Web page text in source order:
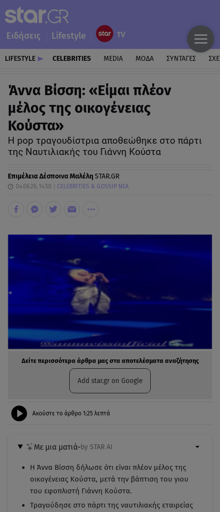
Ειδήσεις Lifestyle
LIFESTYLE CELEBRITIES MEDIA ΜΟΔΑ ΣΥΝΤΑΓΕΣ
Άννα Βίσση: «Είμαι πλέον
μέλος της οικογένειας
Κούστα»
Η pop τραγουδίστρια αποθεώθηκε στο πάρτι
της Ναυτιλιακής του Γιάννη Κούστα
ΕπιμέλειαΔέσποινα ΜαλέληSTAR.GR
04.06.26, 14:50 CELEBRITIES & GOSSIP ΝΕΑ
Δείτε περισσότερα άρθρα μας στα αποτελέσματα αναζήτησης
Add star.gr on Google
Ακούστε το άρθρο 1:25 λεπτά
Με μια ματιά-by STAR AI
Η Άννα Βίσση δήλωσε ότι είναι πλέον μέλος της
οικογένειας Κούστα, μετά την βάπτιση του γιου
του εφοπλιστή Γιάννη Κούστα.
Τραγούδησε στο πάρτι της ναυτιλιακής εταιρείας